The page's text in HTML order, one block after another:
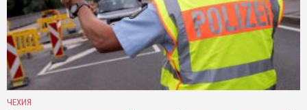
ЧЕХИЯ